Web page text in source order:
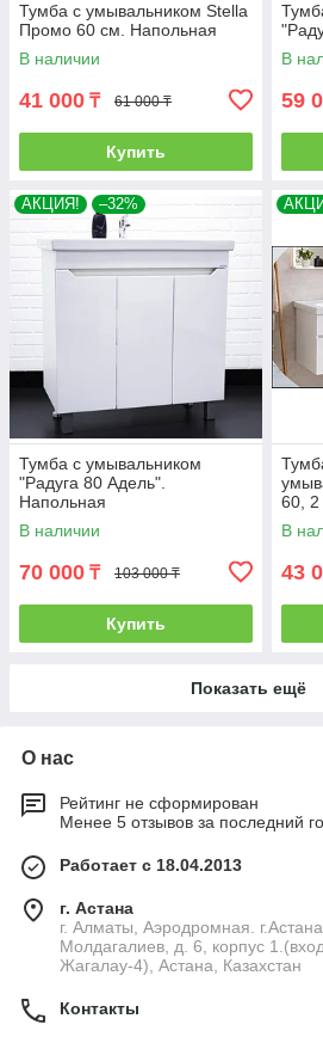
Тумба с умывальником Stella
Промо 60 см. Напольная
В наличии
41 000 ₸ 61 000 ₸
Купить
В
59
АКЦИЯ! –32%
Тумба с умывальником
"Радуга 80 Адель".
Напольная
В наличии
70 000 ₸ 103 000 ₸
Купить
60, 2
В
43
Показать ещё
О нас
Рейтинг не сформирован
Менее 5 отзывов за последний
Работает с 18.04.2013
г. Астана
г. Алматы, Аэродромная.
Молдагалиев, д. 6, корпус
Жагалау-4), Астана, Казахстан
Контакты